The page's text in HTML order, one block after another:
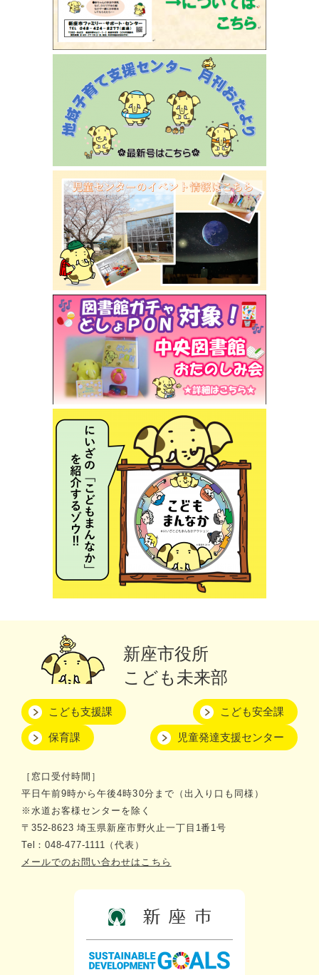
新座市役所
こども未来部
こども支援課
保育課
こども安全課
児童発達支援センター
［窓口受付時間］
平日午前9時から午後4時30分まで（出入り口も同様）
※水道お客様センターを除く
〒352-8623 埼玉県新座市野火止一丁目1番1号
Tel：048-477-1111（代表）
メールでのお問い合わせはこちら